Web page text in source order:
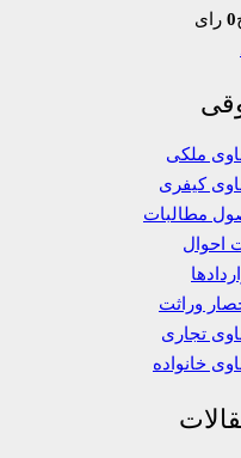
0 رای
ملکی
کیفری
مطالبات
احوال
وراثت
تجاری
خانواده